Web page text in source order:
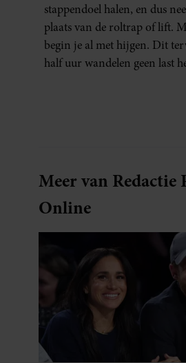
stappendoel halen, en dus
plaats van de roltrap of lift.
begin je al met hijgen. Dit
half uur wandelen geen last
Meer van Redactie
Online